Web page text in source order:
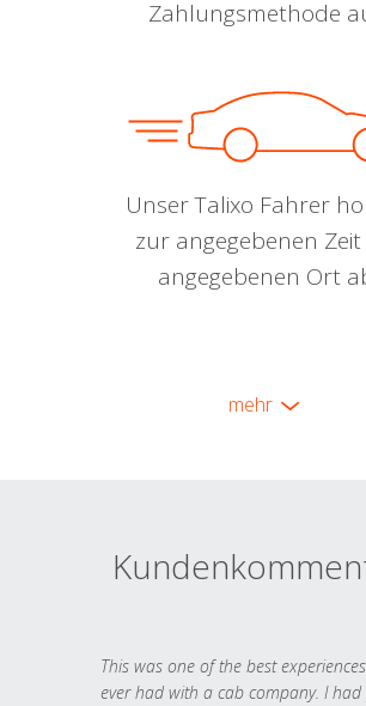
Zahlungsmethode
Unser Talixo Fahrer
zur angegebenen Zeit
angegebenen Ort
mehr
This was one of the best
ever had with a cab company. I